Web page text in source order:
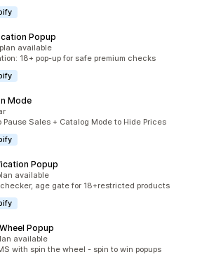
Popup
available
18+ pop-up for safe premium checks
Mode
Pause Sales + Catalog Mode to Hide Prices
Popup
available
age gate for 18+restricted products
Popup
available
with spin the wheel - spin to win popups